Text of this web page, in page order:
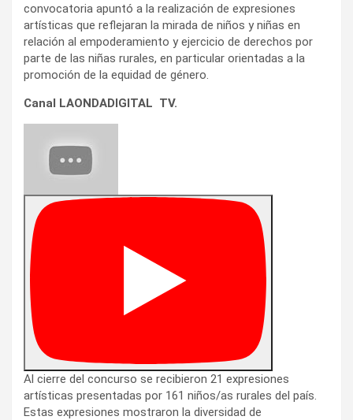
convocatoria apuntó a la realización de expresiones
artísticas que reflejaran la mirada de niños y niñas en
relación al empoderamiento y ejercicio de derechos por
parte de las niñas rurales, en particular orientadas a la
promoción de la equidad de género.
Canal LAONDADIGITAL TV.
Al cierre del concurso se recibieron 21 expresiones
artísticas presentadas por 161 niños/as rurales del país.
Estas expresiones mostraron la diversidad de